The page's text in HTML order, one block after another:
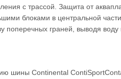
с трассой. Защита от
блоками в центральной
поперечных граней, выводя
шины Continental